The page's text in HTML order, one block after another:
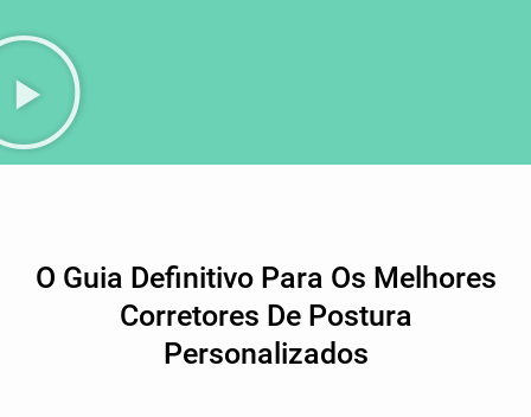
O Guia Definitivo Para Os Melhores
Corretores De Postura
Personalizados